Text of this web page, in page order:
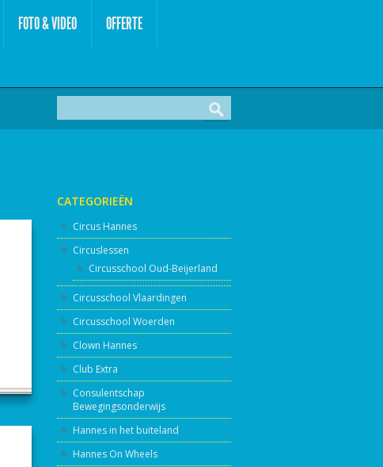
FOTO & VIDEO OFFERTE
CATEGORIEËN
Circus Hannes
Circuslessen
Circusschool Oud-Beijerland
Circusschool Vlaardingen
Circusschool Woerden
Clown Hannes
Club Extra
Consulentschap
Bewegingsonderwijs
Hannes in het buiteland
Hannes On Wheels